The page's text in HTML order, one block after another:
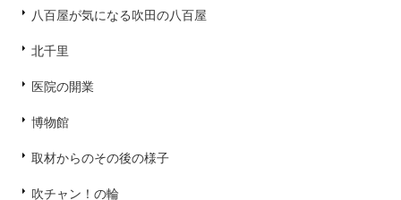
八百屋が気になる吹田の八百屋
北千里
医院の開業
博物館
取材からのその後の様子
吹チャン！の輪